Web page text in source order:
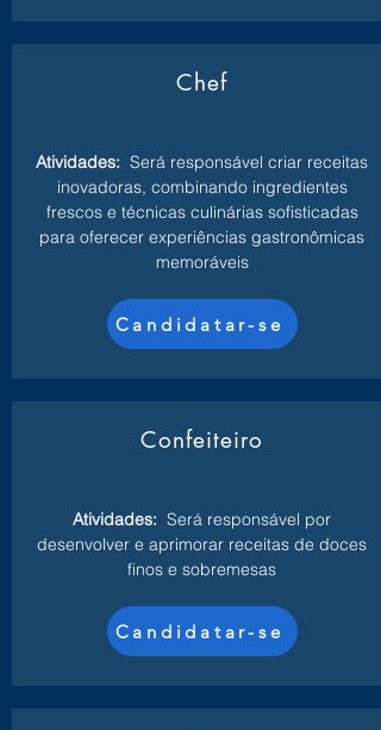
Chef
Atividades: Será responsável criar receitas
inovadoras, combinando ingredientes
frescos e técnicas culinárias sofisticadas
para oferecer experiências gastronômicas
memoráveis
Candidatar-se
Confeiteiro
Atividades: Será responsável por
desenvolver e aprimorar receitas de doces
finos e sobremesas
Candidatar-se